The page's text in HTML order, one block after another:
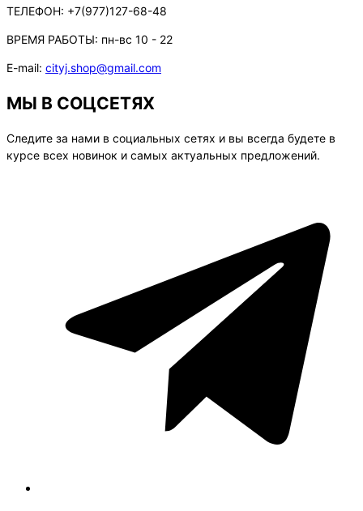
ТЕЛЕФОН: +7(977)127-68-48
ВРЕМЯ РАБОТЫ: пн-вс 10 - 22
E-mail: cityj.shop@gmail.com
МЫ В СОЦСЕТЯХ
Следите за нами в социальных сетях и вы всегда будете в
курсе всех новинок и самых актуальных предложений.